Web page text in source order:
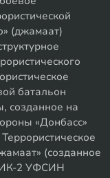
(джамаат)
батальон
созданное на
«Донбасс»
(созданное
ИК-2 УФСИН